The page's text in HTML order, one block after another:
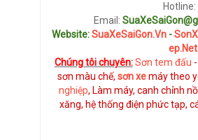
Hotline:
Email:
Website:SuaXeSaiGon.Vn-
ep.Net
Chúng tôi chuyên: Sơn tem đấu -
sơn màu chế,sơn xemáy theo
nghiệp, Làm máy, canh chỉnh
xăng, hệ thống điện phức tạp,